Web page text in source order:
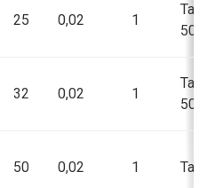
25 0,02 1
50,5
32 0,02 1
50,5
50 0,02 1